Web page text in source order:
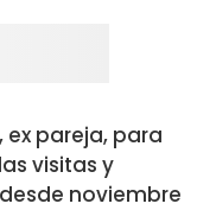
pareja, para
visitas y
noviembre